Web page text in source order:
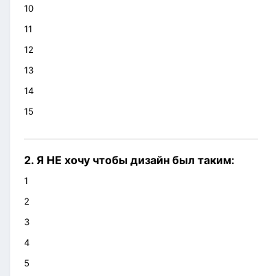
10
11
12
13
14
15
2. Я НЕ хочу чтобы дизайн был таким:
1
2
3
4
5